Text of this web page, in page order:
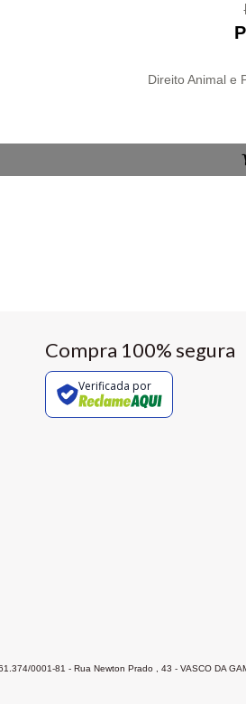
Direito Animal e
Compra 100% segura
Verificada por
0001-81 - Rua Newton Prado , 43 - VASCO DA